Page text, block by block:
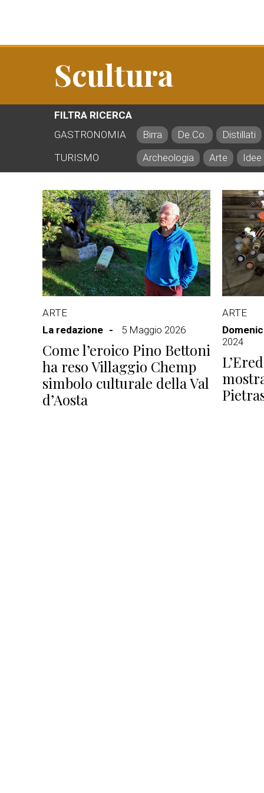
Scultura
FILTRA RICERCA
GASTRONOMIA
Birra De.Co.
Distillati
TURISMO
Archeologia Arte Idee
ARTE
La redazione
5 Maggio 2026
Come l’eroico Pino Bettoni
ha reso Villaggio Chemp
simbolo culturale della Val
d’Aosta
ARTE
2024